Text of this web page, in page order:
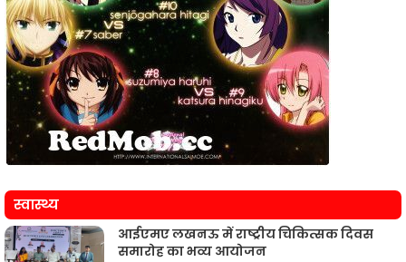
स्वास्थ्य
आईएमए लखनऊ में राष्ट्रीय चिकित्सक दिवस
समारोह का भव्य आयोजन